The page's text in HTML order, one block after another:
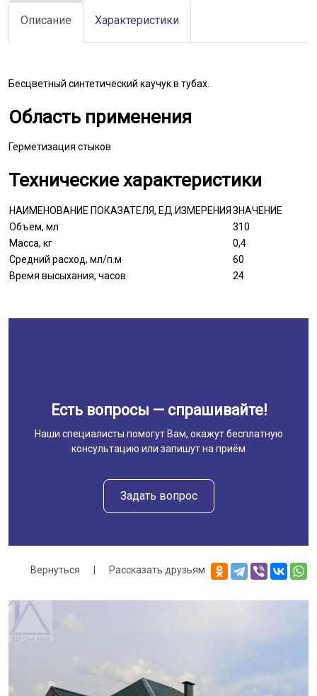
Описание Характеристики
Бесцветный синтетический каучук в тубах.
Область применения
Герметизация стыков
Технические характеристики
НАИМЕНОВАНИЕ ПОКАЗАТЕЛЯ, ЕД.ИЗМЕРЕНИЯЗНАЧЕНИЕ
Объем, мл
310
Масса, кг
0,4
Средний расход, мл/п.м
60
Время высыхания, часов
24
Есть вопросы — спрашивайте!
Наши специалисты помогут Вам, окажут бесплатную
консультацию или запишут на приём
Задать вопрос
Вернуться | Рассказать друзьям
Галерея